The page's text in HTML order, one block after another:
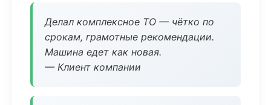
Делал комплексное ТО — чётко по
срокам, грамотные рекомендации.
Машина едет как новая.
— Клиент компании